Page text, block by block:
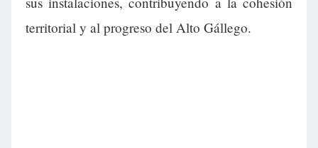
territorial y al progreso del Alto Gállego.